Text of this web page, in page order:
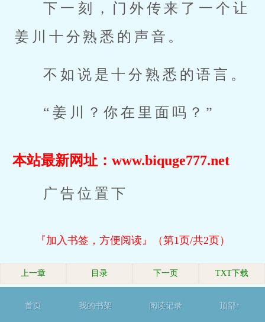
下一刻，门外传来了一个让
姜川十分熟悉的声音。
不如说是十分熟悉的语言。
“姜川？你在里面吗？”
本站最新网址：www.biquge777.net
广告位置下
『加入书签，方便阅读』（第1页/共2页）
上一章 目录 下一页 TXT下载
首页 我的书架 阅读记录 顶部↑